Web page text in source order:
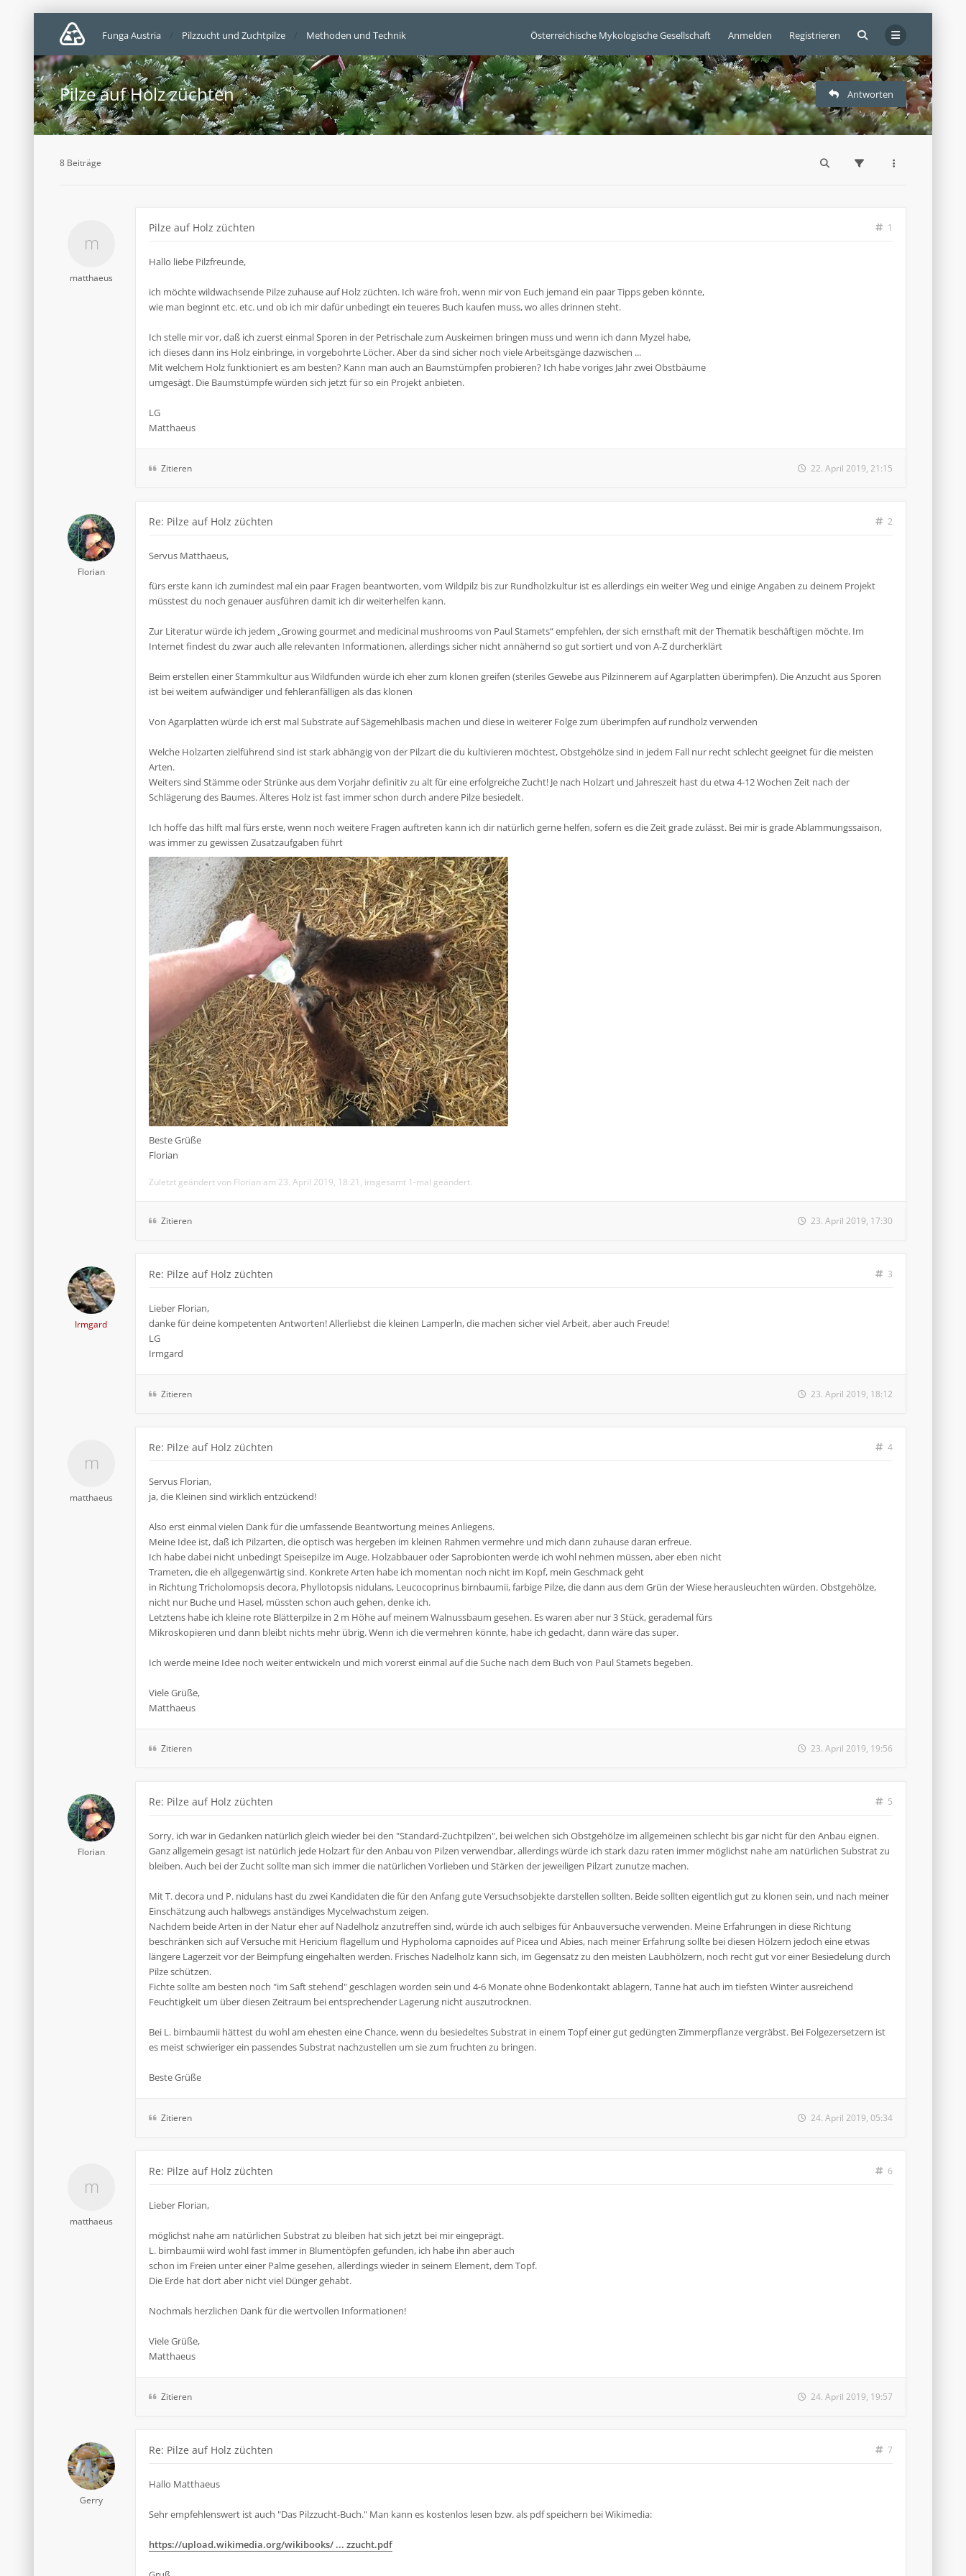
Österreichische Mykologische Gesellschaft Anmelden Registrieren
Funga Austria Pilzzucht und Zuchtpilze Methoden und Technik
Pilze auf Holz züchten Antworten
8 Beiträge
matthaeus
Pilze auf Holz züchten 1
Hallo liebe Pilzfreunde,
ich möchte wildwachsende Pilze zuhause auf Holz züchten. Ich wäre froh, wenn mir von Euch jemand ein paar Tipps geben könnte,
wie man beginnt etc. etc. und ob ich mir dafür unbedingt ein teueres Buch kaufen muss, wo alles drinnen steht.
Ich stelle mir vor, daß ich zuerst einmal Sporen in der Petrischale zum Auskeimen bringen muss und wenn ich dann Myzel habe,
ich dieses dann ins Holz einbringe, in vorgebohrte Löcher. Aber da sind sicher noch viele Arbeitsgänge dazwischen ...
Mit welchem Holz funktioniert es am besten? Kann man auch an Baumstümpfen probieren? Ich habe voriges Jahr zwei Obstbäume
umgesägt. Die Baumstümpfe würden sich jetzt für so ein Projekt anbieten.
LG
Matthaeus
Zitieren 22. April 2019, 21:15
Florian
Re: Pilze auf Holz züchten 2
Servus Matthaeus,
fürs erste kann ich zumindest mal ein paar Fragen beantworten, vom Wildpilz bis zur Rundholzkultur ist es allerdings ein weiter Weg und einige Angaben zu deinem Projekt
müsstest du noch genauer ausführen damit ich dir weiterhelfen kann.
Zur Literatur würde ich jedem „Growing gourmet and medicinal mushrooms von Paul Stamets“ empfehlen, der sich ernsthaft mit der Thematik beschäftigen möchte. Im
Internet findest du zwar auch alle relevanten Informationen, allerdings sicher nicht annähernd so gut sortiert und von A-Z durcherklärt
Beim erstellen einer Stammkultur aus Wildfunden würde ich eher zum klonen greifen (steriles Gewebe aus Pilzinnerem auf Agarplatten überimpfen). Die Anzucht aus Sporen
ist bei weitem aufwändiger und fehleranfälligen als das klonen
Von Agarplatten würde ich erst mal Substrate auf Sägemehlbasis machen und diese in weiterer Folge zum überimpfen auf rundholz verwenden
Welche Holzarten zielführend sind ist stark abhängig von der Pilzart die du kultivieren möchtest, Obstgehölze sind in jedem Fall nur recht schlecht geeignet für die meisten
Arten.
Weiters sind Stämme oder Strünke aus dem Vorjahr definitiv zu alt für eine erfolgreiche Zucht! Je nach Holzart und Jahreszeit hast du etwa 4-12 Wochen Zeit nach der
Schlägerung des Baumes. Älteres Holz ist fast immer schon durch andere Pilze besiedelt.
Ich hoffe das hilft mal fürs erste, wenn noch weitere Fragen auftreten kann ich dir natürlich gerne helfen, sofern es die Zeit grade zulässt. Bei mir is grade Ablammungssaison,
was immer zu gewissen Zusatzaufgaben führt
Beste Grüße
Florian
Zuletzt geändert von Florian am 23. April 2019, 18:21, insgesamt 1-mal geändert.
Zitieren 23. April 2019, 17:30
Irmgard
Re: Pilze auf Holz züchten 3
Lieber Florian,
danke für deine kompetenten Antworten! Allerliebst die kleinen Lamperln, die machen sicher viel Arbeit, aber auch Freude!
LG
Irmgard
Zitieren 23. April 2019, 18:12
matthaeus
Re: Pilze auf Holz züchten 4
Servus Florian,
ja, die Kleinen sind wirklich entzückend!
Also erst einmal vielen Dank für die umfassende Beantwortung meines Anliegens.
Meine Idee ist, daß ich Pilzarten, die optisch was hergeben im kleinen Rahmen vermehre und mich dann zuhause daran erfreue.
Ich habe dabei nicht unbedingt Speisepilze im Auge. Holzabbauer oder Saprobionten werde ich wohl nehmen müssen, aber eben nicht
Trameten, die eh allgegenwärtig sind. Konkrete Arten habe ich momentan noch nicht im Kopf, mein Geschmack geht
in Richtung Tricholomopsis decora, Phyllotopsis nidulans, Leucocoprinus birnbaumii, farbige Pilze, die dann aus dem Grün der Wiese herausleuchten würden. Obstgehölze,
nicht nur Buche und Hasel, müssten schon auch gehen, denke ich.
Letztens habe ich kleine rote Blätterpilze in 2 m Höhe auf meinem Walnussbaum gesehen. Es waren aber nur 3 Stück, gerademal fürs
Mikroskopieren und dann bleibt nichts mehr übrig. Wenn ich die vermehren könnte, habe ich gedacht, dann wäre das super.
Ich werde meine Idee noch weiter entwickeln und mich vorerst einmal auf die Suche nach dem Buch von Paul Stamets begeben.
Viele Grüße,
Matthaeus
Zitieren 23. April 2019, 19:56
Florian
Re: Pilze auf Holz züchten 5
Sorry, ich war in Gedanken natürlich gleich wieder bei den "Standard-Zuchtpilzen", bei welchen sich Obstgehölze im allgemeinen schlecht bis gar nicht für den Anbau eignen.
Ganz allgemein gesagt ist natürlich jede Holzart für den Anbau von Pilzen verwendbar, allerdings würde ich stark dazu raten immer möglichst nahe am natürlichen Substrat zu
bleiben. Auch bei der Zucht sollte man sich immer die natürlichen Vorlieben und Stärken der jeweiligen Pilzart zunutze machen.
Mit T. decora und P. nidulans hast du zwei Kandidaten die für den Anfang gute Versuchsobjekte darstellen sollten. Beide sollten eigentlich gut zu klonen sein, und nach meiner
Einschätzung auch halbwegs anständiges Mycelwachstum zeigen.
Nachdem beide Arten in der Natur eher auf Nadelholz anzutreffen sind, würde ich auch selbiges für Anbauversuche verwenden. Meine Erfahrungen in diese Richtung
beschränken sich auf Versuche mit Hericium flagellum und Hypholoma capnoides auf Picea und Abies, nach meiner Erfahrung sollte bei diesen Hölzern jedoch eine etwas
längere Lagerzeit vor der Beimpfung eingehalten werden. Frisches Nadelholz kann sich, im Gegensatz zu den meisten Laubhölzern, noch recht gut vor einer Besiedelung durch
Pilze schützen.
Fichte sollte am besten noch "im Saft stehend" geschlagen worden sein und 4-6 Monate ohne Bodenkontakt ablagern, Tanne hat auch im tiefsten Winter ausreichend
Feuchtigkeit um über diesen Zeitraum bei entsprechender Lagerung nicht auszutrocknen.
Bei L. birnbaumii hättest du wohl am ehesten eine Chance, wenn du besiedeltes Substrat in einem Topf einer gut gedüngten Zimmerpflanze vergräbst. Bei Folgezersetzern ist
es meist schwieriger ein passendes Substrat nachzustellen um sie zum fruchten zu bringen.
Beste Grüße
Zitieren 24. April 2019, 05:34
matthaeus
Re: Pilze auf Holz züchten 6
Lieber Florian,
möglichst nahe am natürlichen Substrat zu bleiben hat sich jetzt bei mir eingeprägt.
L. birnbaumii wird wohl fast immer in Blumentöpfen gefunden, ich habe ihn aber auch
schon im Freien unter einer Palme gesehen, allerdings wieder in seinem Element, dem Topf.
Die Erde hat dort aber nicht viel Dünger gehabt.
Nochmals herzlichen Dank für die wertvollen Informationen!
Viele Grüße,
Matthaeus
Zitieren 24. April 2019, 19:57
Gerry
Re: Pilze auf Holz züchten 7
Hallo Matthaeus
Sehr empfehlenswert ist auch "Das Pilzzucht-Buch." Man kann es kostenlos lesen bzw. als pdf speichern bei Wikimedia:
https://upload.wikimedia.org/wikibooks/ ... zzucht.pdf